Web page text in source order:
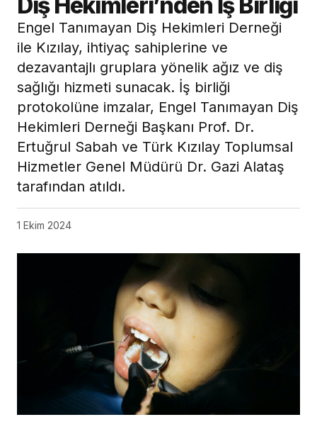
Engel Tanımayan Diş Hekimleri Derneği
ile Kızılay, ihtiyaç sahiplerine ve
dezavantajlı gruplara yönelik ağız ve diş
sağlığı hizmeti sunacak. İş birliği
protokolüne imzalar, Engel Tanımayan Diş
Hekimleri Derneği Başkanı Prof. Dr.
Ertuğrul Sabah ve Türk Kızılay Toplumsal
Hizmetler Genel Müdürü Dr. Gazi Alataş
tarafından atıldı.
1 Ekim 2024